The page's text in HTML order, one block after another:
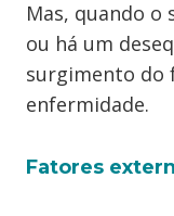
Mas, quando
ou há um
surgimento do
enfermidade.
Fatores